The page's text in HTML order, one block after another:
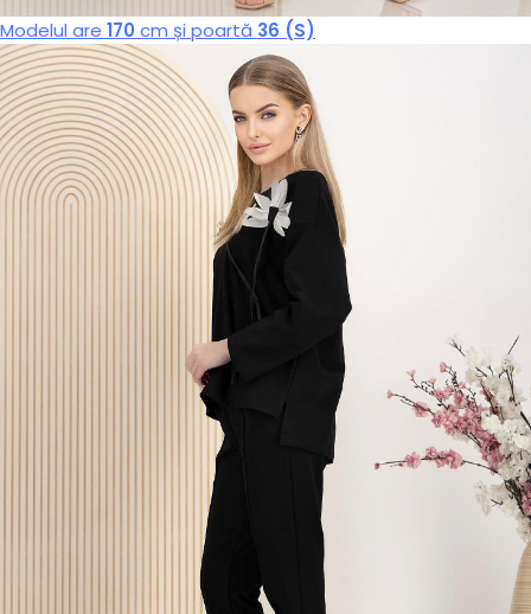
Modelul are 170 cm și poartă 36 (S)